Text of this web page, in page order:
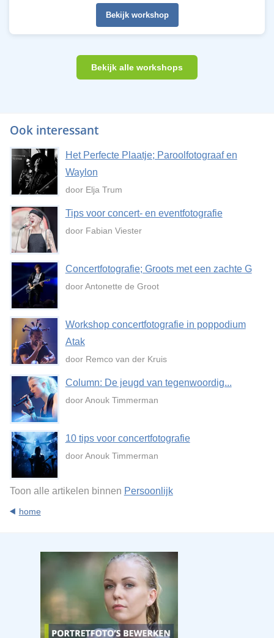
Bekijk workshop
Bekijk alle workshops
Ook interessant
Het Perfecte Plaatje; Paroolfotograaf en
Waylon
door Elja Trum
Tips voor concert- en eventfotografie
door Fabian Viester
Concertfotografie; Groots met een zachte G
door Antonette de Groot
Workshop concertfotografie in poppodium
Atak
door Remco van der Kruis
Column: De jeugd van tegenwoordig...
door Anouk Timmerman
10 tips voor concertfotografie
door Anouk Timmerman
Toon alle artikelen binnen Persoonlijk
home